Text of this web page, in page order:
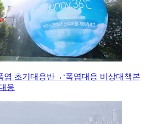
염 초기대응반→‘폭염대응 비상대책본
응